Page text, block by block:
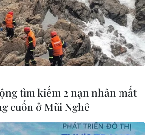
tìm kiếm 2 nạn nhân mất
cuốn ở Mũi Nghê